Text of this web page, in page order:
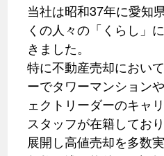
当社は昭和37年に愛知
くの人々の「くらし」
きました。
特に不動産売却におい
ーでタワーマンション
ェクトリーダーのキャ
スタッフが在籍してお
展開し高値売却を多数